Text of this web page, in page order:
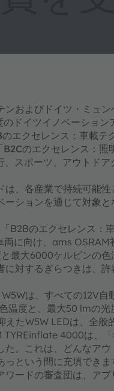
ンおよびドイツ・ミュ
ドイツイノベーション
エクセレンス：車載
のエクセレンス：
スポーツ、アウトドア
は、各産業で持続可能
ションを通じて対象
B2Bのエクセレンス
に向け、ams
最大6000ケルビンの
対するぎらつきは、許
は、すべての12V
温度と、最大50 lmの
えたW5W LEDは、全
4000は、
。これは、どんなア
っという間に充填でき
ードの審査団は、ア